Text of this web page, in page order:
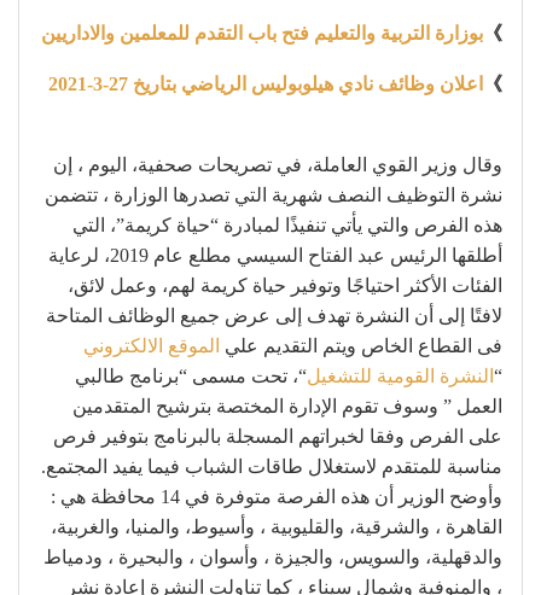
》 بوزارة التربية والتعليم فتح باب التقدم للمعلمين والاداريين
》 اعلان وظائف نادي هيلوبوليس الرياضي بتاريخ 27-3-2021
وقال وزير القوي العاملة، في تصريحات صحفية، اليوم ، إن
نشرة التوظيف النصف شهرية التي تصدرها الوزارة ، تتضمن
هذه الفرص والتي يأتي تنفيذًا لمبادرة “حياة كريمة”، التي
أطلقها الرئيس عبد الفتاح السيسي مطلع عام 2019، لرعاية
الفئات الأكثر احتياجًا وتوفير حياة كريمة لهم، وعمل لائق،
لافتًا إلى أن النشرة تهدف إلى عرض جميع الوظائف المتاحة
فى القطاع الخاص ويتم التقديم علي الموقع الالكتروني
“ النشرة القومية للتشغيل“، تحت مسمى “برنامج طالبي
العمل ” وسوف تقوم الإدارة المختصة بترشيح المتقدمين
على الفرص وفقا لخبراتهم المسجلة بالبرنامج بتوفير فرص
مناسبة للمتقدم لاستغلال طاقات الشباب فيما يفيد المجتمع.
وأوضح الوزير أن هذه الفرصة متوفرة في 14 محافظة هي :
القاهرة ، والشرقية، والقليوبية ، وأسيوط، والمنيا، والغربية،
والدقهلية، والسويس، والجيزة ، وأسوان ، والبحيرة ، ودمياط
، والمنوفية وشمال سيناء ، كما تناولت النشرة إعادة نشر